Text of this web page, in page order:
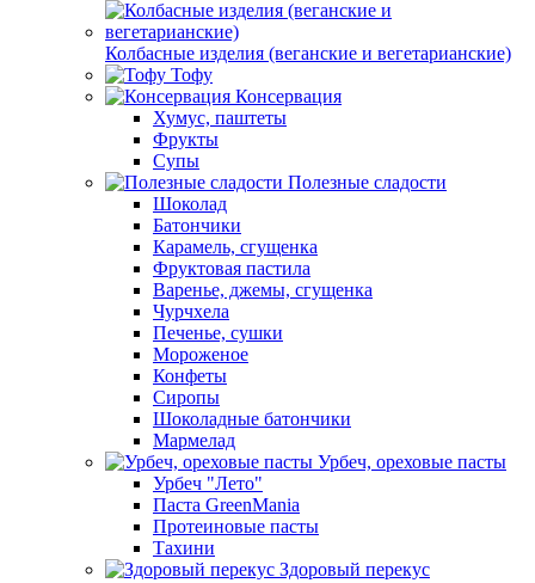
Колбасные изделия (веганские и вегетарианские)
Тофу
Консервация
Хумус, паштеты
Фрукты
Супы
Полезные сладости
Шоколад
Батончики
Карамель, сгущенка
Фруктовая пастила
Варенье, джемы, сгущенка
Чурчхела
Печенье, сушки
Мороженое
Конфеты
Сиропы
Шоколадные батончики
Мармелад
Урбеч, ореховые пасты
Урбеч "Лето"
Паста GreenMania
Протеиновые пасты
Тахини
Здоровый перекус